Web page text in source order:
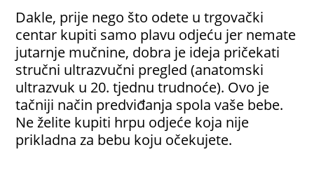
Dakle, prije nego što odete u trgovački
centar kupiti samo plavu odjeću jer nemate
jutarnje mučnine, dobra je ideja pričekati
stručni ultrazvučni pregled (anatomski
ultrazvuk u 20. tjednu trudnoće). Ovo je
tačniji način predviđanja spola vaše bebe.
Ne želite kupiti hrpu odjeće koja nije
prikladna za bebu koju očekujete.